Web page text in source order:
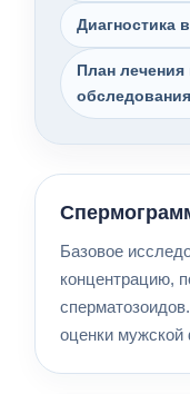
Диагностика
План лечения
обследования
Базовое
концентрацию,
оценки мужской